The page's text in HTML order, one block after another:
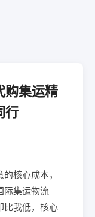
购集运精
行
核心成本，
际集运物流
比我低，核心